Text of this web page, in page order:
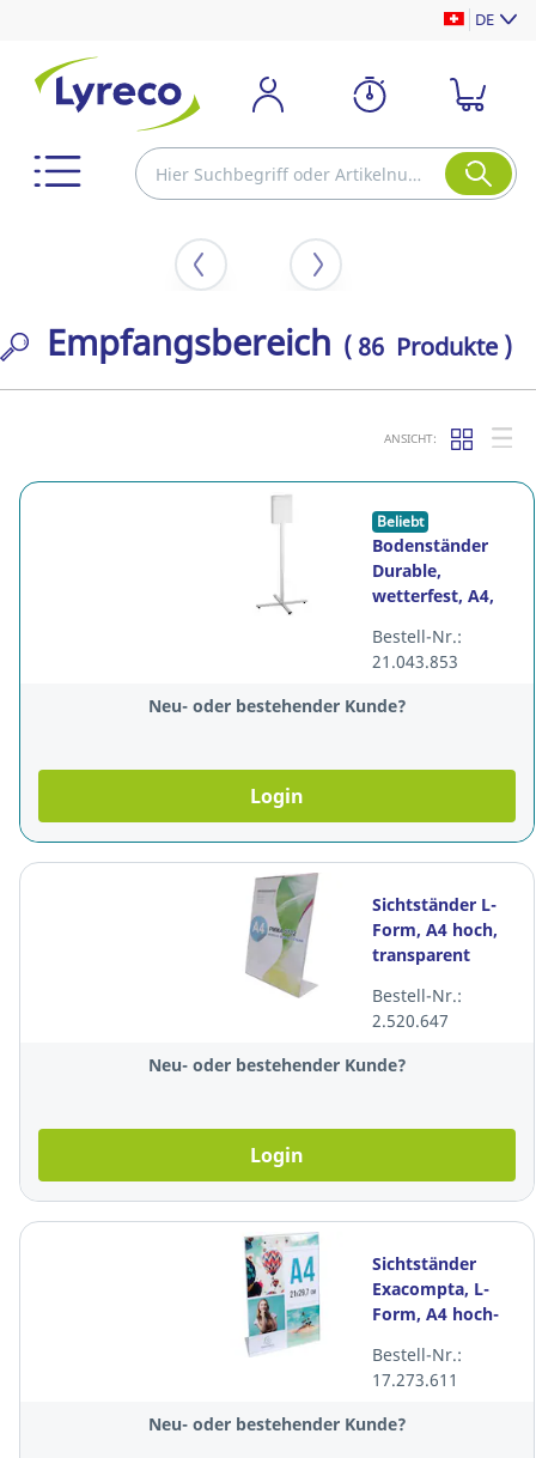
DE
Empfangsbereich ( 86 Produkte )
ANSICHT:
Beliebt
Bodenständer
Durable,
wetterfest, A4,
Bestell-Nr.:
21.043.853
Neu- oder bestehender Kunde?
Login
Sichtständer L-
Form, A4 hoch,
transparent
Bestell-Nr.:
2.520.647
Neu- oder bestehender Kunde?
Login
Sichtständer
Exacompta, L-
Form, A4 hoch-
transparent
Bestell-Nr.:
17.273.611
Neu- oder bestehender Kunde?